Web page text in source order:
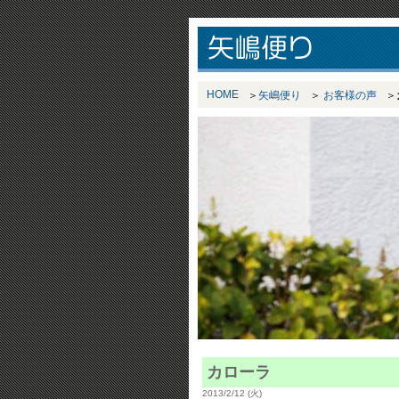
HOME 矢嶋便り お客様の声
カローラ
2013/2/12 (火)